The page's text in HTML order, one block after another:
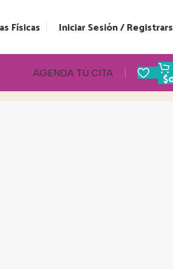
Físicas Iniciar Sesión /
AGENDA TU CITA $